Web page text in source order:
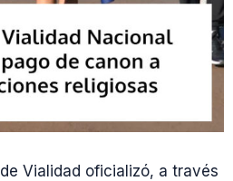
Vialidad oficializó, a través